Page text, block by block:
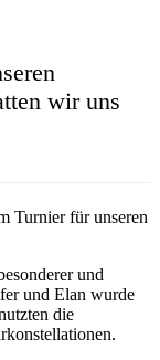
wir uns
Turnier für unseren
und
und Elan wurde
die